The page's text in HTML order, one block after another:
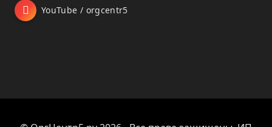
YouTube / orgcentr5